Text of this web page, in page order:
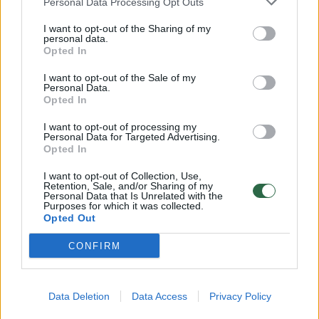
I want to opt-out of the Sharing of my
personal data.
Opted In
I want to opt-out of the Sale of my
Personal Data.
Opted In
I want to opt-out of processing my
Personal Data for Targeted Advertising.
Opted In
I want to opt-out of Collection, Use,
Retention, Sale, and/or Sharing of my
Personal Data that Is Unrelated with the
Purposes for which it was collected.
Opted Out
CONFIRM
Data Deletion Data Access Privacy Policy
„Laimingos Dukros, laimingas tėtis, laimingas
gyvenimas“, – kitą dieną pasidalijęs kadru iš
restorano rašė A.Guoga.